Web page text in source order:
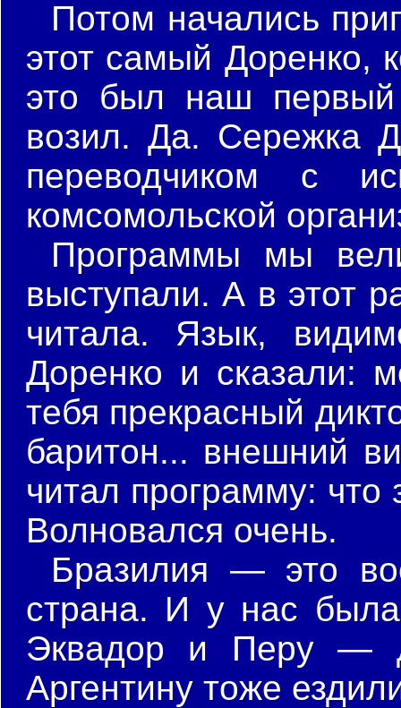
Потом начались
этот самый Доренко,
это был наш первый
возил. Да. Сережка
переводчиком с
комсомольской
Программы мы
выступали. А в этот
читала. Язык,
Доренко и сказали:
тебя прекрасный
баритон... внешний
читал программу: что
Волновался очень.
Бразилия — это
страна. И у нас
Эквадор и Перу —
Аргентину тоже